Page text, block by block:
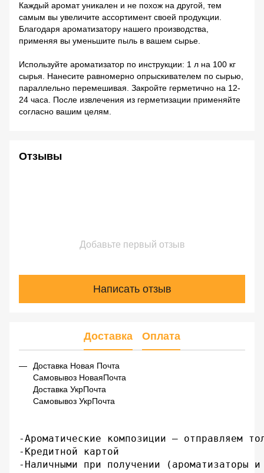
Каждый аромат уникален и не похож на другой, тем
самым вы увеличите ассортимент своей продукции.
Благодаря ароматизатору нашего производства,
применяя вы уменьшите пыль в вашем сырье.
Используйте ароматизатор по инструкции: 1 л на 100 кг
сырья. Нанесите равномерно опрыскивателем по сырью,
параллельно перемешивая. Закройте герметично на 12-
24 часа. После извлечения из герметизации применяйте
согласно вашим целям.
Отзывы
Добавьте первый отзыв
Написать отзыв
Доставка Оплата
Доставка Новая Почта
Самовывоз НоваяПочта
Доставка УкрПочта
Самовывоз УкрПочта
-Ароматические композиции – отправляем
-Кредитной картой
-Наличными при получении (ароматизаторы